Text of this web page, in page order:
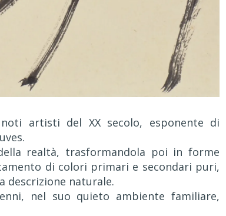
artisti del XX secolo, esponente di
realtà, trasformandola poi in forme
di colori primari e secondari puri,
descrizione naturale.
nel suo quieto ambiente familiare,